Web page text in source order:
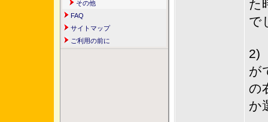
その他
FAQ
サイトマップ
ご利用の前に
た
で
2)
が
の
か